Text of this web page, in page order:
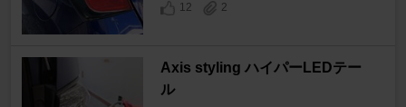
12
2
Axis styling ハイパーLEDテー
ル